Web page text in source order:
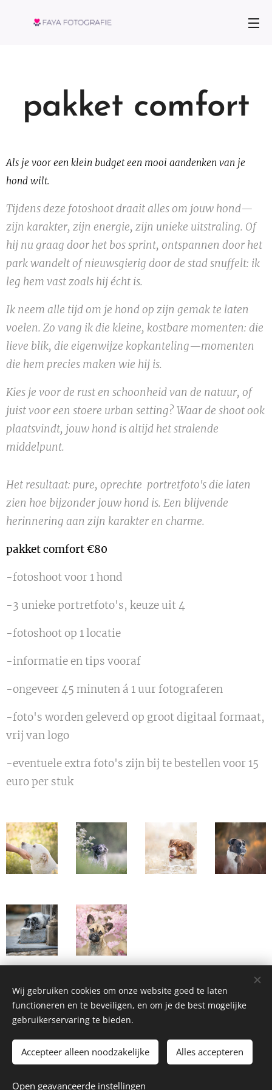
pakket comfort
Als je voor een klein budget een mooi aandenken van je
hond wilt.
Tijdens deze fotoshoot draait alles om jouw hond—
zijn karakter, zijn energie, zijn unieke uitstraling. Of
hij nu graag door het bos sprint, ontspannen door het
park wandelt of nieuwsgierig door de stad snuffelt: ik
leg hem vast zoals hij écht is.
Ik neem alle tijd om je hond op zijn gemak te laten
voelen. Zo vang ik die kleine, kostbare momenten: die
lieve blik, die eigenwijze kopkanteling—momenten
die hem precies maken wie hij is.
Kies je voor de rust en schoonheid van de natuur, of
juist voor een stoere urban setting? Waar de shoot ook
plaatsvindt, jouw hond is altijd het stralende
middelpunt.
Het resultaat: pure, oprechte portretfoto's die laten
zien hoe bijzonder jouw hond is. Een blijvende
herinnering aan zijn karakter en charme.
pakket comfort €80
-fotoshoot voor 1 hond
-3 unieke portretfoto's, keuze uit 4
-fotoshoot op 1 locatie
-informatie en tips vooraf
-ongeveer 45 minuten á 1 uur fotograferen
-foto's worden geleverd op groot digitaal formaat,
vrij van logo
-eventuele extra foto's zijn bij te bestellen voor 15
euro per stuk
FAYA FOTOGRAFIE
met een passie voor honden
Wij gebruiken cookies om onze website goed te laten
functioneren en te beveiligen, en om je de best mogelijke
gebruikerservaring te bieden.
Accepteer alleen noodzakelijke Alles accepteren
Open geavanceerde instellingen